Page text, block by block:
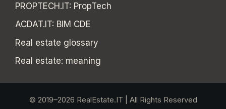
PROPTECH.IT: PropTech
ACDAT.IT: BIM CDE
Real estate glossary
Real estate: meaning
© 2019–2026 RealEstate.IT | All Rights Reserved